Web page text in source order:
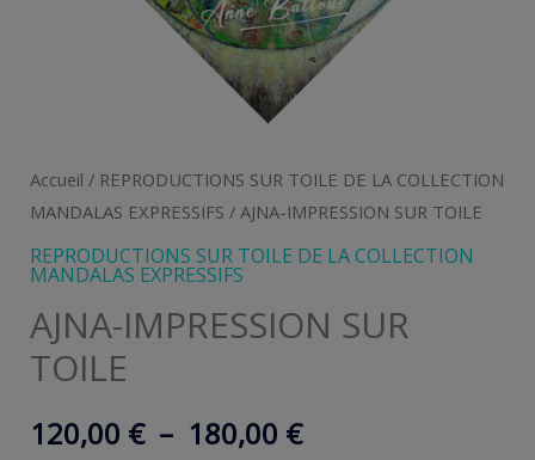
Accueil / REPRODUCTIONS SUR TOILE DE LA COLLECTION
MANDALAS EXPRESSIFS / AJNA-IMPRESSION SUR TOILE
REPRODUCTIONS SUR TOILE DE LA COLLECTION
MANDALAS EXPRESSIFS
AJNA-IMPRESSION SUR
TOILE
120,00 € – 180,00 €Plage